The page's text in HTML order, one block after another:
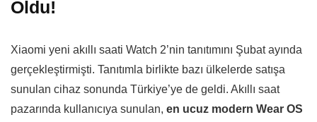
Oldu!
Xiaomi yeni akıllı saati Watch 2’nin tanıtımını Şubat ayında
gerçekleştirmişti. Tanıtımla birlikte bazı ülkelerde satışa
sunulan cihaz sonunda Türkiye’ye de geldi. Akıllı saat
pazarında kullanıcıya sunulan, en ucuz modern Wear OS